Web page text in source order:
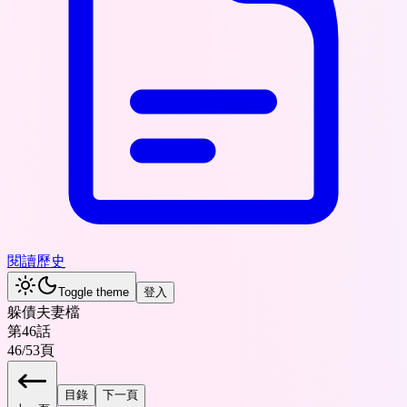
閱讀歷史
Toggle theme 登入
躲債夫妻檔
第46話
46/53頁
目錄 下一頁